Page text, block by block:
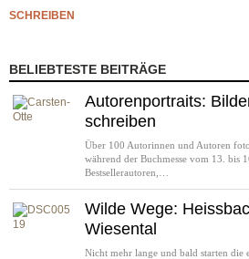
SCHREIBEN
BELIEBTESTE BEITRÄGE
Autorenportraits:
schreiben
Über 100 Autorinnen und Autoren
während der Buchmesse vom 13. bis
Bestsellerautoren,…
Wilde Wege:
Wiesental
Nicht mehr lange und bald starten die